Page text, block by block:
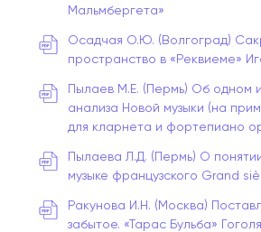
Мальмбергета»
Осадчая О.Ю. (Волгоград)
пространство в «Реквиеме»
Пылаев М.Е. (Пермь) Об одном
анализа Новой музыки (на
для кларнета и фортепиано
Пылаева Л.Д. (Пермь) О
музыке французского Grand
Ракунова И.Н. (Москва)
забытое. «Тарас Бульба»